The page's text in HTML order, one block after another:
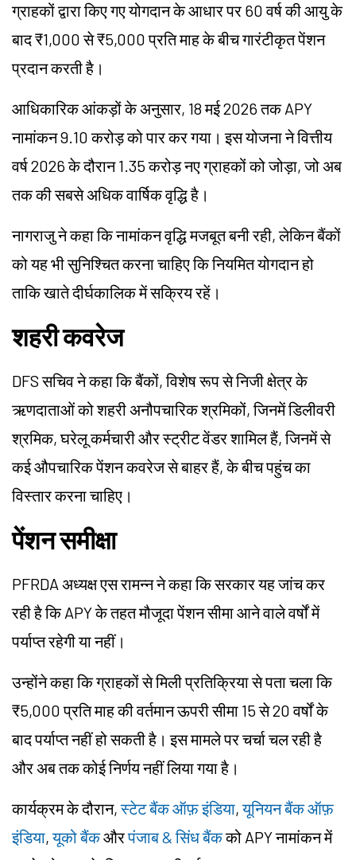
ग्राहकों द्वारा किए गए योगदान के आधार पर 60 वर्ष की आयु के
बाद ₹1,000 से ₹5,000 प्रति माह के बीच गारंटीकृत पेंशन
प्रदान करती है।
आधिकारिक आंकड़ों के अनुसार, 18 मई 2026 तक APY
नामांकन 9.10 करोड़ को पार कर गया। इस योजना ने वित्तीय
वर्ष 2026 के दौरान 1.35 करोड़ नए ग्राहकों को जोड़ा, जो अब
तक की सबसे अधिक वार्षिक वृद्धि है।
नागराजु ने कहा कि नामांकन वृद्धि मजबूत बनी रही, लेकिन बैंकों
को यह भी सुनिश्चित करना चाहिए कि नियमित योगदान हो
ताकि खाते दीर्घकालिक में सक्रिय रहें।
शहरी कवरेज
DFS सचिव ने कहा कि बैंकों, विशेष रूप से निजी क्षेत्र के
ऋणदाताओं को शहरी अनौपचारिक श्रमिकों, जिनमें डिलीवरी
श्रमिक, घरेलू कर्मचारी और स्ट्रीट वेंडर शामिल हैं, जिनमें से
कई औपचारिक पेंशन कवरेज से बाहर हैं, के बीच पहुंच का
विस्तार करना चाहिए।
पेंशन समीक्षा
PFRDA अध्यक्ष एस रामन्न ने कहा कि सरकार यह जांच कर
रही है कि APY के तहत मौजूदा पेंशन सीमा आने वाले वर्षों में
पर्याप्त रहेगी या नहीं।
उन्होंने कहा कि ग्राहकों से मिली प्रतिक्रिया से पता चला कि
₹5,000 प्रति माह की वर्तमान ऊपरी सीमा 15 से 20 वर्षों के
बाद पर्याप्त नहीं हो सकती है। इस मामले पर चर्चा चल रही है
और अब तक कोई निर्णय नहीं लिया गया है।
कार्यक्रम के दौरान,स्टेट बैंक ऑफ़ इंडिया,यूनियन बैंक ऑफ़
इंडिया,यूको बैंकऔरपंजाब & सिंध बैंकको APY नामांकन में